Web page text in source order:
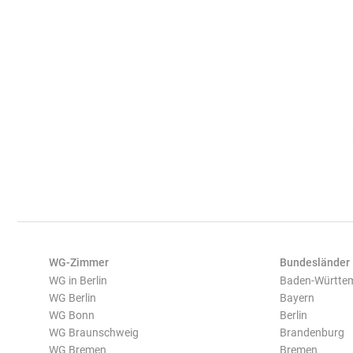
WG-Zimmer
WG in Berlin
WG Berlin
WG Bonn
WG Braunschweig
WG Bremen
Bundesländer
Baden-
Bayern
Berlin
Brandenburg
Bremen